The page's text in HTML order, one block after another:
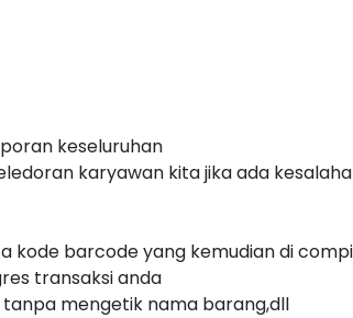
keseluruhan
karyawan kita jika ada
kode barcode yang kemudian di
transaksi anda
mengetik nama barang,dll